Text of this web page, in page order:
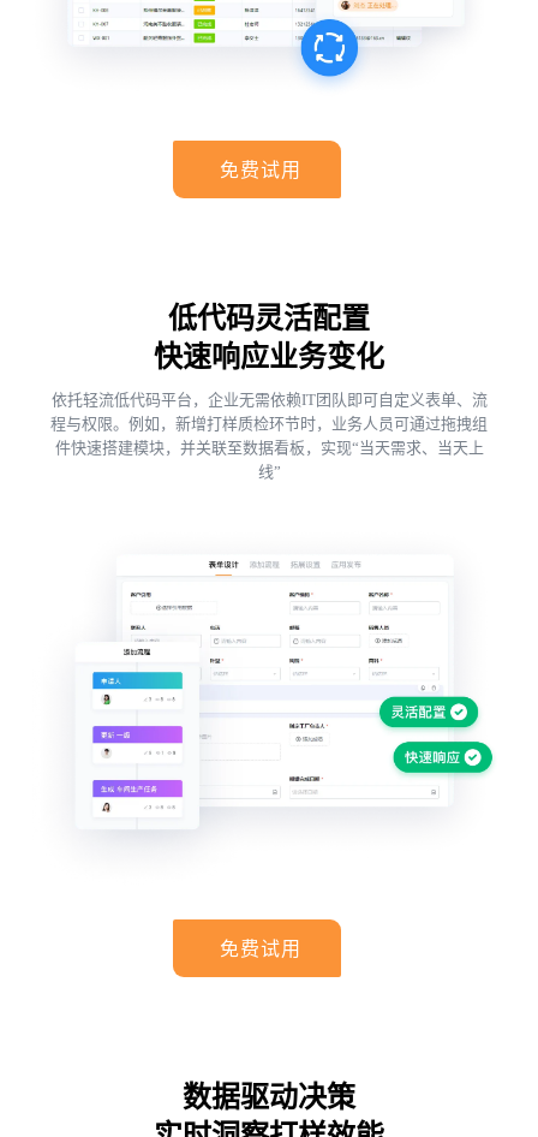
免费试用
低代码灵活配置
快速响应业务变化
依托轻流低代码平台，企业无需依赖IT团队即可自定义表单、流
程与权限。例如，新增打样质检环节时，业务人员可通过拖拽组
件快速搭建模块，并关联至数据看板，实现“当天需求、当天上
线”
免费试用
数据驱动决策